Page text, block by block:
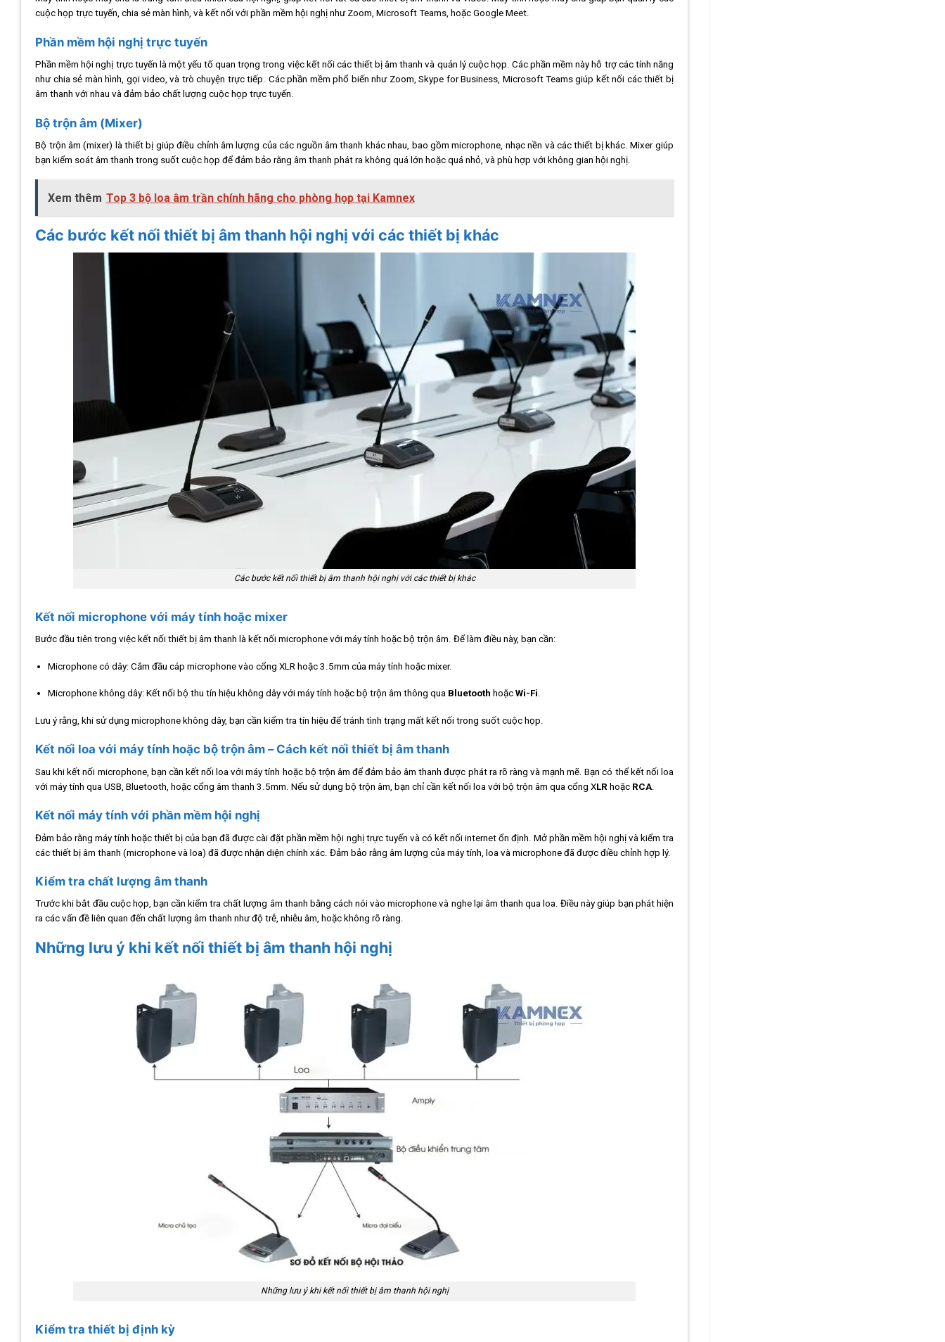
cuộc họp trực tuyến, chia sẻ màn hình, và kết nối với phần mềm hội nghị như Zoom, Microsoft Teams, hoặc Google Meet.
Phần mềm hội nghị trực tuyến
Phần mềm hội nghị trực tuyến là một yếu tố quan trọng trong việc kết nối các thiết bị âm thanh và quản lý cuộc họp. Các phần mềm này hỗ trợ các tính năng
như chia sẻ màn hình, gọi video, và trò chuyện trực tiếp. Các phần mềm phổ biến như Zoom, Skype for Business, Microsoft Teams giúp kết nối các thiết bị
âm thanh với nhau và đảm bảo chất lượng cuộc họp trực tuyến.
Bộ trộn âm (Mixer)
Bộ trộn âm (mixer) là thiết bị giúp điều chỉnh âm lượng của các nguồn âm thanh khác nhau, bao gồm microphone, nhạc nền và các thiết bị khác. Mixer giúp
bạn kiểm soát âm thanh trong suốt cuộc họp để đảm bảo rằng âm thanh phát ra không quá lớn hoặc quá nhỏ, và phù hợp với không gian hội nghị.
Xem thêm Top 3 bộ loa âm trần chính hãng cho phòng họp tại Kamnex
Các bước kết nối thiết bị âm thanh hội nghị với các thiết bị khác
Các bước kết nối thiết bị âm thanh hội nghị với các thiết bị khác
Kết nối microphone với máy tính hoặc mixer
Bước đầu tiên trong việc kết nối thiết bị âm thanh là kết nối microphone với máy tính hoặc bộ trộn âm. Để làm điều này, bạn cần:
Microphone có dây: Cắm đầu cáp microphone vào cổng XLR hoặc 3.5mm của máy tính hoặc mixer.
Microphone không dây: Kết nối bộ thu tín hiệu không dây với máy tính hoặc bộ trộn âm thông qua Bluetooth hoặc Wi-Fi.
Lưu ý rằng, khi sử dụng microphone không dây, bạn cần kiểm tra tín hiệu để tránh tình trạng mất kết nối trong suốt cuộc họp.
Kết nối loa với máy tính hoặc bộ trộn âm – Cách kết nối thiết bị âm thanh
Sau khi kết nối microphone, bạn cần kết nối loa với máy tính hoặc bộ trộn âm để đảm bảo âm thanh được phát ra rõ ràng và mạnh mẽ. Bạn có thể kết nối loa
với máy tính qua USB, Bluetooth, hoặc cổng âm thanh 3.5mm. Nếu sử dụng bộ trộn âm, bạn chỉ cần kết nối loa với bộ trộn âm qua cổng XLR hoặc RCA
Kết nối máy tính với phần mềm hội nghị
Đảm bảo rằng máy tính hoặc thiết bị của bạn đã được cài đặt phần mềm hội nghị trực tuyến và có kết nối internet ổn định. Mở phần mềm hội nghị và kiểm tra
các thiết bị âm thanh (microphone và loa) đã được nhận diện chính xác. Đảm bảo rằng âm lượng của máy tính, loa và microphone đã được điều chỉnh hợp lý.
Kiểm tra chất lượng âm thanh
Trước khi bắt đầu cuộc họp, bạn cần kiểm tra chất lượng âm thanh bằng cách nói vào microphone và nghe lại âm thanh qua loa. Điều này giúp bạn phát hiện
ra các vấn đề liên quan đến chất lượng âm thanh như độ trễ, nhiễu âm, hoặc không rõ ràng.
Những lưu ý khi kết nối thiết bị âm thanh hội nghị
Những lưu ý khi kết nối thiết bị âm thanh hội nghị
Kiểm tra thiết bị định kỳ